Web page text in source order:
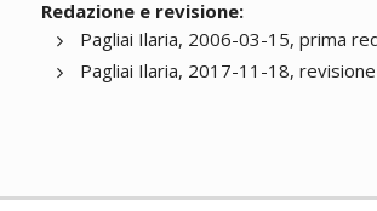
Redazione e revisione:
Pagliai Ilaria, 2006-03-15, prima
Pagliai Ilaria, 2017-11-18, revisione